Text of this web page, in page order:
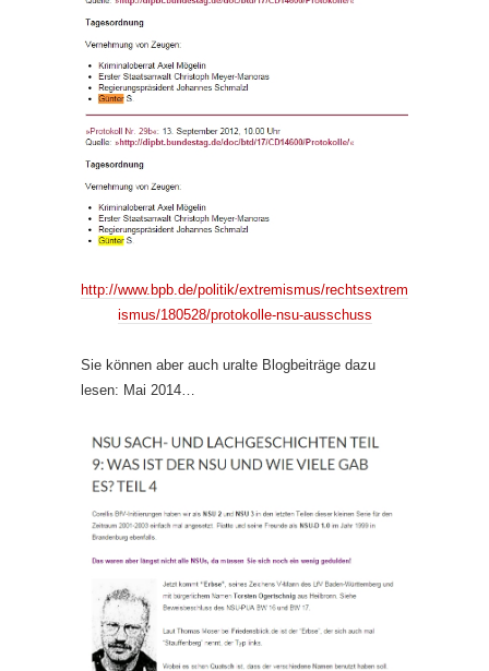
http://www.bpb.de/politik/extremismus/rechtsextrem
ismus/180528/protokolle-nsu-ausschuss
Sie können aber auch uralte Blogbeiträge dazu
lesen: Mai 2014…